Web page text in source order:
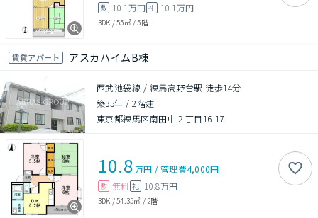
敷 10.1万円 礼 10.1万円
3DK /55㎡/5階
賃貸アパート アスカハイムB棟
西武池袋線 / 練馬高野台駅 徒歩14分
築35年 /2階建
東京都練馬区南田中２丁目16-17
10.8万円 /管理費4,000円
敷 無料 礼 10.8万円
3DK /54.35㎡ / 2階